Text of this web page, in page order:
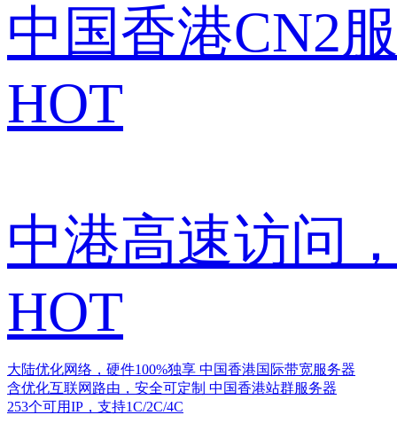
中国香港CN2
HOT
中港高速访问
HOT
大陆优化网络，硬件100%独享 中国香港国际带宽服务器
含优化互联网路由，安全可定制 中国香港站群服务器
253个可用IP，支持1C/2C/4C